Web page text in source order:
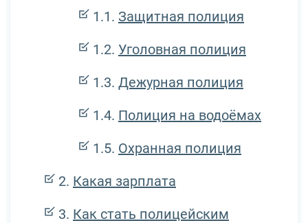
Защитная полиция
Уголовная полиция
Дежурная полиция
Полиция на водоёмах
Охранная полиция
Какая зарплата
Как стать полицейским